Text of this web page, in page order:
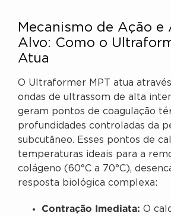
Mecanismo de Ação e
Alvo: Como o
Atua
O Ultraformer MPT atua
ondas de ultrassom de alta
geram pontos de coagulação
profundidades controladas da
subcutâneo. Esses pontos de
temperaturas ideais para a
colágeno (60°C a 70°C),
resposta biológica complexa:
Contração Imediata: O